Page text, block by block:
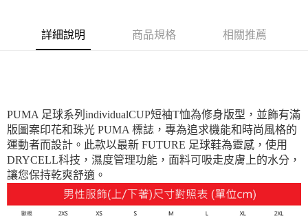
宅配(離島恕不配送)
詳細說明 商品規格 相關推薦
PUMA 足球系列individualCUP短袖T恤為修身版型，並飾有滿
版圖案印花和珠光 PUMA 標誌，專為追求機能和時尚風格的
運動者而設計。此款以最新 FUTURE 足球鞋為靈感，使用
DRYCELL科技，濕度管理功能，面料可吸走皮膚上的水分，
讓您保持乾爽舒適。